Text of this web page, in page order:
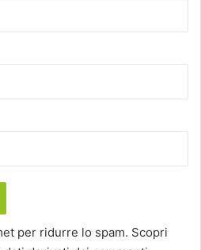
per ridurre lo spam. Scopri